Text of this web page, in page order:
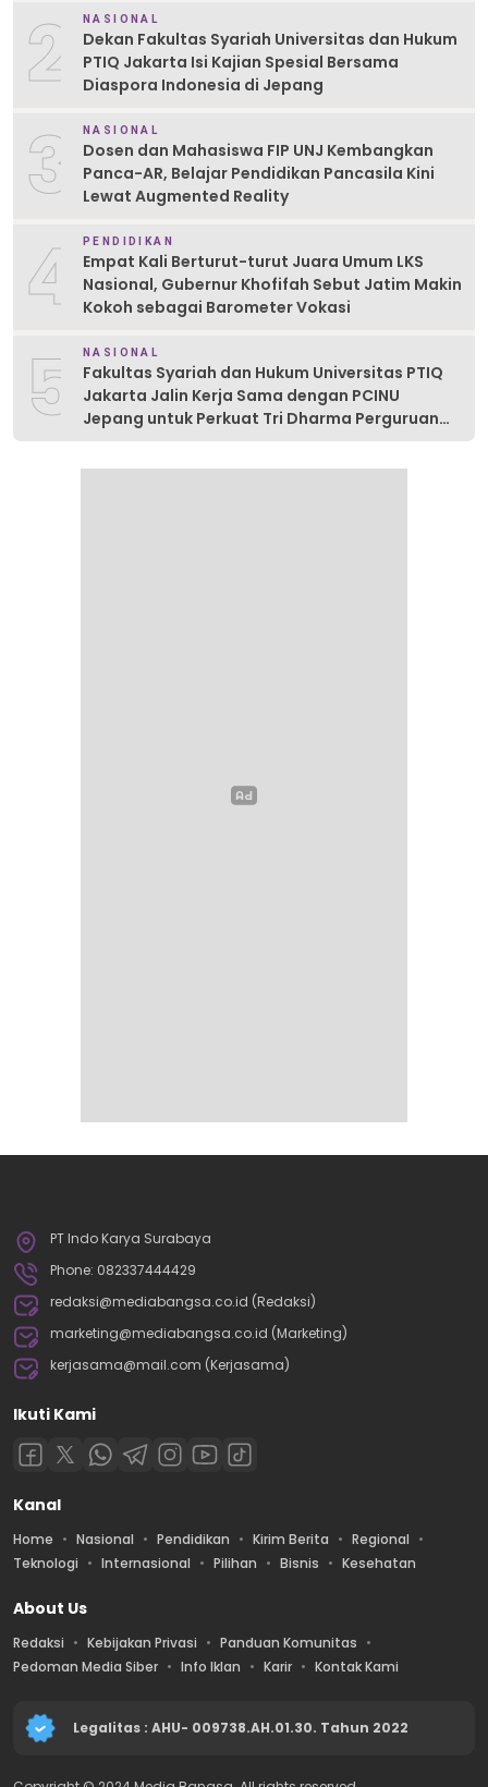
2 NASIONAL
Dekan Fakultas Syariah Universitas dan Hukum
PTIQ Jakarta Isi Kajian Spesial Bersama
Diaspora Indonesia di Jepang
3 NASIONAL
Dosen dan Mahasiswa FIP UNJ Kembangkan
Panca-AR, Belajar Pendidikan Pancasila Kini
Lewat Augmented Reality
4 PENDIDIKAN
Empat Kali Berturut-turut Juara Umum LKS
Nasional, Gubernur Khofifah Sebut Jatim Makin
Kokoh sebagai Barometer Vokasi
5 NASIONAL
Fakultas Syariah dan Hukum Universitas PTIQ
Jakarta Jalin Kerja Sama dengan PCINU
Jepang untuk Perkuat Tri Dharma Perguruan
Tinggi
PT Indo Karya Surabaya
Phone: 082337444429
redaksi@mediabangsa.co.id (Redaksi)
marketing@mediabangsa.co.id (Marketing)
kerjasama@mail.com (Kerjasama)
Ikuti Kami
Kanal
Home Nasional Pendidikan Kirim Berita
Regional
Teknologi
Internasional Pilihan Bisnis Kesehatan
About Us
Redaksi Kebijakan Privasi
Panduan Komunitas
Pedoman Media Siber
Info Iklan Karir Kontak Kami
Legalitas : AHU- 009738.AH.01.30. Tahun 2022